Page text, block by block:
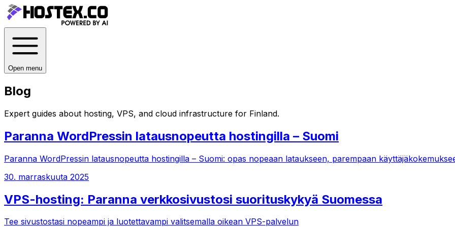
Open menu
Blog
Expert guides about hosting, VPS, and cloud infrastructure for Finland.
Paranna WordPressin latausnopeutta hostingilla – Suomi
Paranna WordPressin latausnopeutta hostingilla – Suomi: opas nopeaan lataukseen, parempaan
30. marraskuuta 2025
VPS-hosting: Paranna verkkosivustosi suorituskykyä Suomessa
Tee sivustostasi nopeampi ja luotettavampi valitsemalla oikean VPS-palvelun